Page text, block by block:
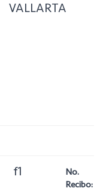
VALLARTA
f1
No.
Recibo: